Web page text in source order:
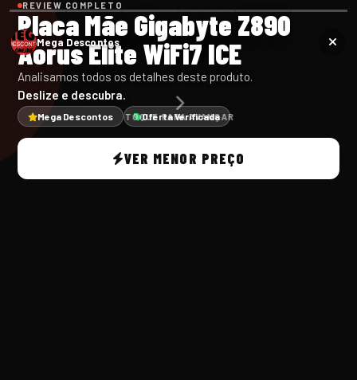
Mega Descontos
REVIEW COMPLETO
Placa Mãe Gigabyte Z890
Aorus Elite WiFi7 ICE
Analisamos todos os detalhes deste produto.
Deslize e descubra.
Mega Descontos Oferta Verificada
VER MENOR PREÇO
TOQUE PARA AVANÇAR